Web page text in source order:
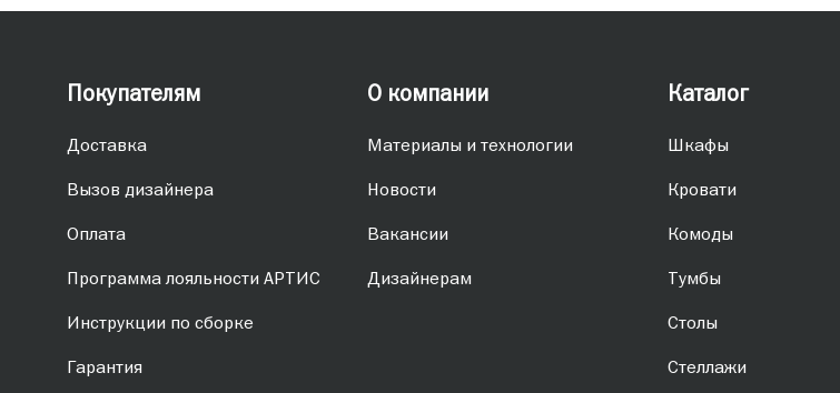
Покупателям
Доставка
Вызов дизайнера
Оплата
Программа лояльности АРТИС
Инструкции по сборке
Гарантия
О компании
Материалы и технологии
Новости
Вакансии
Дизайнерам
Каталог
Шкафы
Кровати
Комоды
Тумбы
Столы
Стеллажи